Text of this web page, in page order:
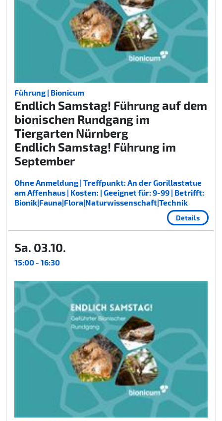
Führung | Bionicum
Endlich Samstag! Führung auf dem
bionischen Rundgang im
Tiergarten Nürnberg
Endlich Samstag! Führung im
September
Ohne Anmeldung | Treffpunkt: An der Gorillastatue
am Affenhaus | Kosten: | Geeignet für: 9-99 | Betrifft:
Bionik|Fauna|Flora|Naturwissenschaft|Technik
Details
Sa. 03.10.
15:00 - 16:30